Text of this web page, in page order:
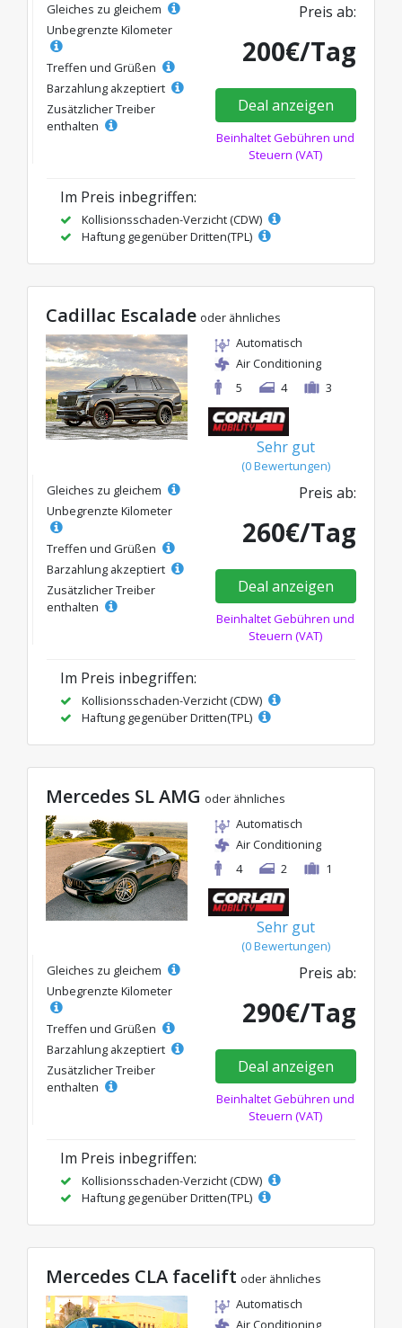
Gleiches zu gleichem
Unbegrenzte Kilometer
Treffen und Grüßen
Barzahlung akzeptiert
Zusätzlicher Treiber
enthalten
Preis ab:
200€/Tag
Deal anzeigen
Beinhaltet Gebühren und
Steuern (VAT)
Im Preis inbegriffen:
Kollisionsschaden-Verzicht (CDW)
Haftung gegenüber Dritten(TPL)
Cadillac Escalade oder ähnliches
Automatisch
Air Conditioning
5
4 3
Sehr gut
(0 Bewertungen)
Gleiches zu gleichem
Unbegrenzte Kilometer
Treffen und Grüßen
Barzahlung akzeptiert
Zusätzlicher Treiber
enthalten
Preis ab:
260€/Tag
Deal anzeigen
Beinhaltet Gebühren und
Steuern (VAT)
Im Preis inbegriffen:
Kollisionsschaden-Verzicht (CDW)
Haftung gegenüber Dritten(TPL)
Mercedes SL AMG oder ähnliches
Automatisch
Air Conditioning
4
2 1
Sehr gut
(0 Bewertungen)
Gleiches zu gleichem
Unbegrenzte Kilometer
Treffen und Grüßen
Barzahlung akzeptiert
Zusätzlicher Treiber
enthalten
Preis ab:
290€/Tag
Deal anzeigen
Beinhaltet Gebühren und
Steuern (VAT)
Im Preis inbegriffen:
Kollisionsschaden-Verzicht (CDW)
Haftung gegenüber Dritten(TPL)
Mercedes CLA facelift oder ähnliches
Automatisch
Air Conditioning